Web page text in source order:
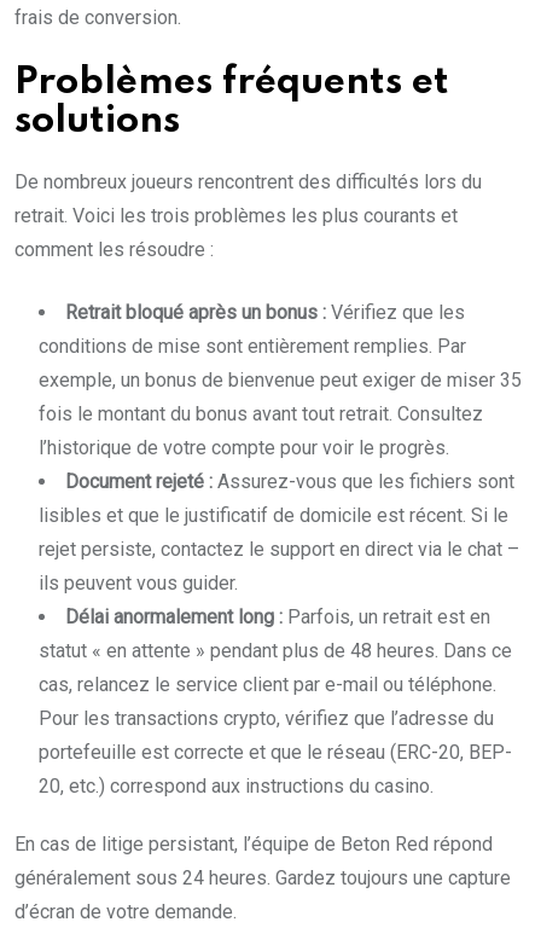
frais de conversion.
Problèmes fréquents et
solutions
De nombreux joueurs rencontrent des difficultés lors du
retrait. Voici les trois problèmes les plus courants et
comment les résoudre :
Retrait bloqué après un bonus : Vérifiez que les
conditions de mise sont entièrement remplies. Par
exemple, un bonus de bienvenue peut exiger de miser 35
fois le montant du bonus avant tout retrait. Consultez
l’historique de votre compte pour voir le progrès.
Document rejeté : Assurez-vous que les fichiers sont
lisibles et que le justificatif de domicile est récent. Si le
rejet persiste, contactez le support en direct via le chat –
ils peuvent vous guider.
Délai anormalement long : Parfois, un retrait est en
statut « en attente » pendant plus de 48 heures. Dans ce
cas, relancez le service client par e-mail ou téléphone.
Pour les transactions crypto, vérifiez que l’adresse du
portefeuille est correcte et que le réseau (ERC-20, BEP-
20, etc.) correspond aux instructions du casino.
En cas de litige persistant, l’équipe de Beton Red répond
généralement sous 24 heures. Gardez toujours une capture
d’écran de votre demande.